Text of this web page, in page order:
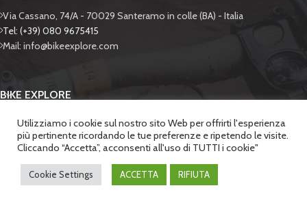
Via Cassano, 74/A - 70029 Santeramo in colle (BA) - Italia
Tel: (+39) 080 9675415
Mail: info@bikeexplore.com
BIKE EXPLORE
SUPPORTO
SICUREZZA
BIKE EXPLORE di Donato Barbano . - P.IVA 06428650722 | POWERED BY
Utilizziamo i cookie sul nostro sito Web per offrirti l'esperienza
più pertinente ricordando le tue preferenze e ripetendo le visite.
Cliccando “Accetta”, acconsenti all'uso di TUTTI i cookie"
Cookie Settings ACCETTA RIFIUTA